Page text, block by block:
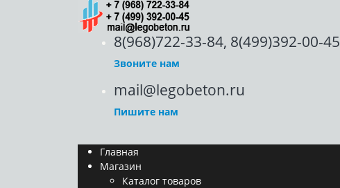
8(968)722-33-84, 8(499)392-00-45
Звоните нам
mail@legobeton.ru
Пишите нам
Главная
Магазин
Каталог товаров